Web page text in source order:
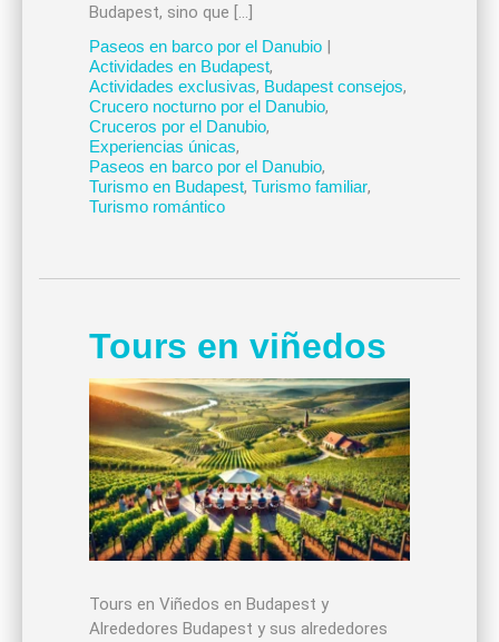
Budapest, sino que […]
Paseos en barco por el Danubio|
Actividades en Budapest,
Actividades exclusivas, Budapest consejos,
Crucero nocturno por el Danubio,
Cruceros por el Danubio,
Experiencias únicas,
Paseos en barco por el Danubio,
Turismo en Budapest, Turismo familiar,
Turismo romántico
Tours en viñedos
Tours en Viñedos en Budapest y
Alrededores Budapest y sus alrededores